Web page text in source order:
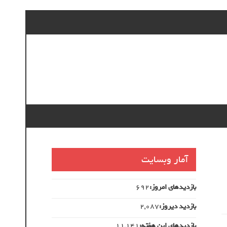
آمار وبسایت
بازدیدهای امروز:692
بازدید دیروز:2,087